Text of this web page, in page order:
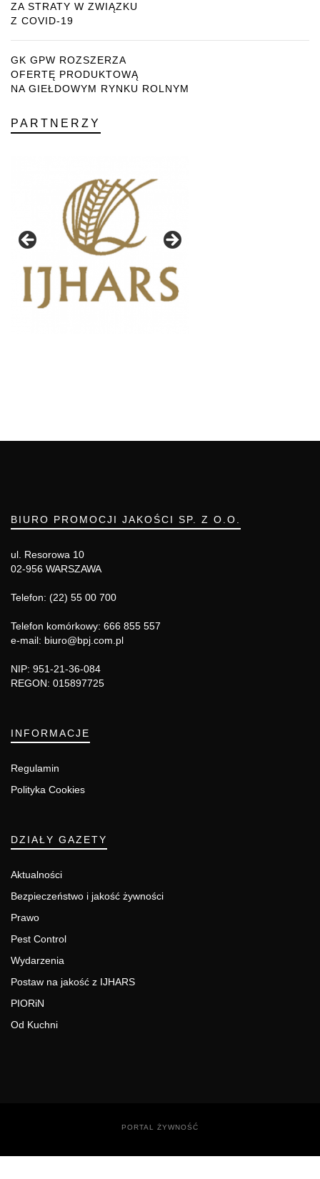
ZA STRATY W ZWIĄZKU
Z COVID-19
GK GPW ROZSZERZA
OFERTĘ PRODUKTOWĄ
NA GIEŁDOWYM RYNKU ROLNYM
PARTNERZY
BIURO PROMOCJI JAKOŚCI SP. Z O.O.
ul. Resorowa 10
02-956 WARSZAWA
Telefon: (22) 55 00 700
Telefon komórkowy: 666 855 557
e-mail: biuro@bpj.com.pl
NIP: 951-21-36-084
REGON: 015897725
INFORMACJE
Regulamin
Polityka Cookies
DZIAŁY GAZETY
Aktualności
Bezpieczeństwo i jakość żywności
Prawo
Pest Control
Wydarzenia
Postaw na jakość z IJHARS
PIORiN
Od Kuchni
PORTAL ŻYWNOŚĆ